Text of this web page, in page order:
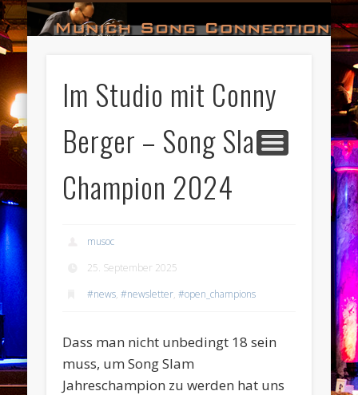
Im Studio mit Conny
Berger – Song Slam
Champion 2024
musoc
25. September 2025
#news,#newsletter,#open_champions
Dass man nicht unbedingt 18 sein
muss, um Song Slam
Jahreschampion zu werden hat uns